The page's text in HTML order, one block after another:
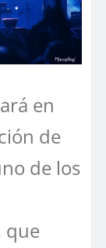
en
de
de los
que